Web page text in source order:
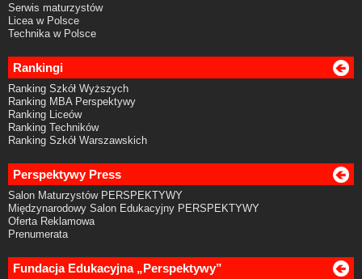
Serwis maturzystów
Licea w Polsce
Technika w Polsce
Rankingi
Ranking Szkół Wyższych
Ranking MBA Perspektywy
Ranking Liceów
Ranking Techników
Ranking Szkół Warszawskich
Perspektywy Press
Salon Maturzystów PERSPEKTYWY
Międzynarodowy Salon Edukacyjny PERSPEKTYWY
Oferta Reklamowa
Prenumerata
Fundacja Edukacyjna „Perspektywy”